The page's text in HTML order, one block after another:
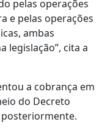
pelas operações
e pelas operações
ambas
legislação”, cita a
a cobrança em
do Decreto
posteriormente.